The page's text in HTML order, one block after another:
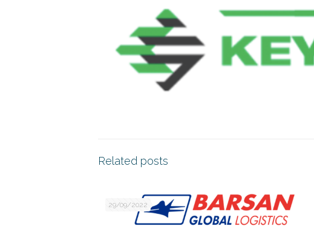
Related posts
29/09/2022